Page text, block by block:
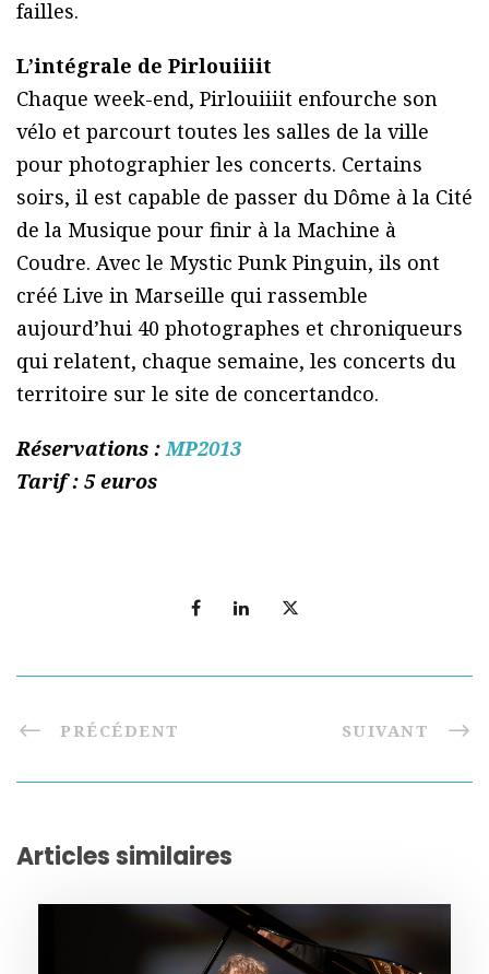
failles.
L’intégrale de Pirlouiiiit
Chaque week-end, Pirlouiiiit enfourche son
vélo et parcourt toutes les salles de la ville
pour photographier les concerts. Certains
soirs, il est capable de passer du Dôme à la Cité
de la Musique pour finir à la Machine à
Coudre. Avec le Mystic Punk Pinguin, ils ont
créé Live in Marseille qui rassemble
aujourd’hui 40 photographes et chroniqueurs
qui relatent, chaque semaine, les concerts du
territoire sur le site de concertandco.
Réservations :MP2013
Tarif : 5 euros
PRÉCÉDENT SUIVANT
Articles similaires